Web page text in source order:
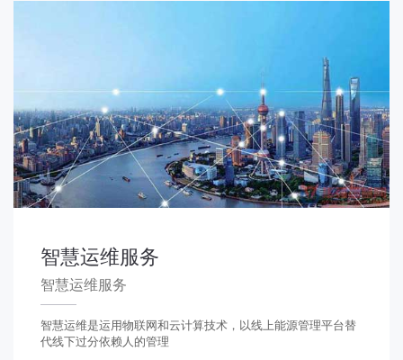
智慧运维服务
智慧运维服务
智慧运维是运用物联网和云计算技术，以线上能源管理平台替
代线下过分依赖人的管理